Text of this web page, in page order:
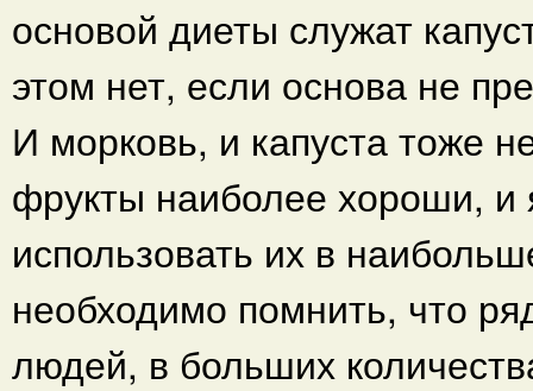
основой диеты служат
этом нет, если основа не
И морковь, и капуста тоже
фрукты наиболее хороши,
использовать их в
необходимо помнить, что
людей, в больших